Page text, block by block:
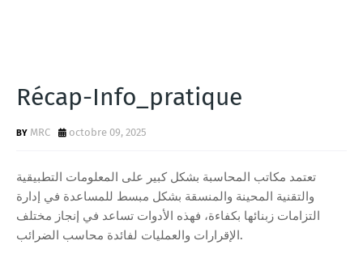
Récap-Info_pratique
MRC octobre 09, 2025
تعتمد مكاتب المحاسبة بشكل كبير على المعلومات التطبيقية
والتقنية المحينة والمنسقة بشكل مبسط للمساعدة في إدارة
التزامات زبنائها بكفاءة، فهذه الأدوات تساعد في إنجاز مختلف
الإقرارات والعمليات لفائدة محاسب الضرائب.